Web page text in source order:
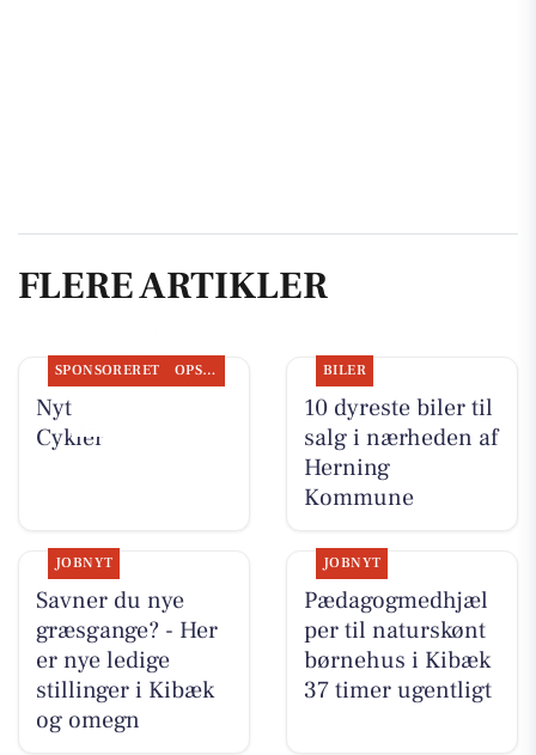
FLERE ARTIKLER
SPONSORERET OPSLAGSTAVLEN
Nyt fra Per P.
Cykler
BILER
10 dyreste biler til
salg i nærheden af
Herning
Kommune
JOBNYT
Savner du nye
græsgange? - Her
er nye ledige
stillinger i Kibæk
og omegn
JOBNYT
Pædagogmedhjæl
per til naturskønt
børnehus i Kibæk
37 timer ugentligt